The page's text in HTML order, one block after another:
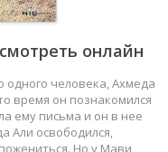
онлайн
одного человека, Ахмеда
время он познакомился
ему письма и он в нее
Али освободился,
Но у Мави